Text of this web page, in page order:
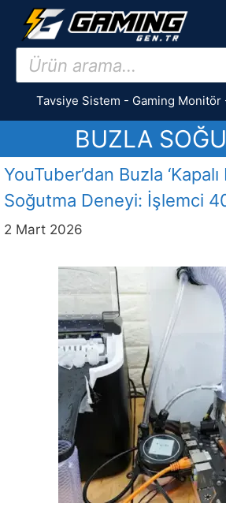
İçeriğe
Products
search
Tavsiye Sistem - Gaming Monitör
BUZLA
YouTuber’dan Buzla ‘Kapalı
Soğutma Deneyi: İşlemci
2 Mart 2026